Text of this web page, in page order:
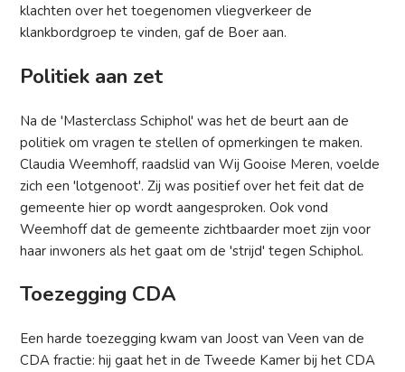
klachten over het toegenomen vliegverkeer de
klankbordgroep te vinden, gaf de Boer aan.
Politiek aan zet
Na de 'Masterclass Schiphol' was het de beurt aan de
politiek om vragen te stellen of opmerkingen te maken.
Claudia Weemhoff, raadslid van Wij Gooise Meren, voelde
zich een 'lotgenoot'. Zij was positief over het feit dat de
gemeente hier op wordt aangesproken. Ook vond
Weemhoff dat de gemeente zichtbaarder moet zijn voor
haar inwoners als het gaat om de 'strijd' tegen Schiphol.
Toezegging CDA
Een harde toezegging kwam van Joost van Veen van de
CDA fractie: hij gaat het in de Tweede Kamer bij het CDA